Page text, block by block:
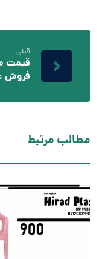
قبلی
فروش
مطالب مرتبط